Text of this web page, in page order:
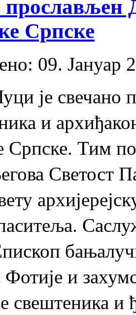
прослављен
Српске
09. Јануар
је свечано
и
Српске. Тим
Светост
Фотије и
свештеника и